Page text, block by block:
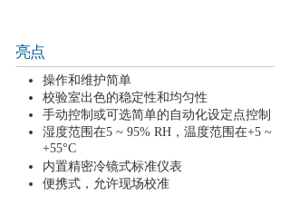
亮点
操作和维护简单
校验室出色的稳定性和均匀性
手动控制或可选简单的自动化设定点控制
湿度范围在5 ~ 95% RH，温度范围在+5 ~
+55°C
内置精密冷镜式标准仪表
便携式，允许现场校准